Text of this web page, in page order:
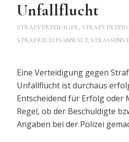
Unfallflucht
STRAFVERTEIDIGER,
STRAFRECHTSANWALT,
Eine Verteidigung gegen
Unfallflucht ist durchaus
Entscheidend für Erfolg oder
Regel, ob der Beschuldigte
Angaben bei der Polizei